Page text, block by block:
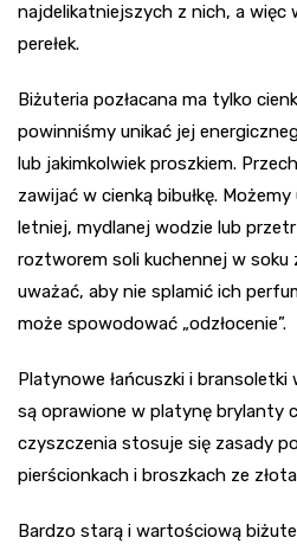
najdelikatniejszych z nich, a więc
perełek.
Biżuteria pozłacana ma tylko
powinniśmy unikać jej
lub jakimkolwiek proszkiem.
zawijać w cienką bibułkę.
letniej, mydlanej wodzie lub
roztworem soli kuchennej w soku
uważać, aby nie splamić ich
może spowodować „odzłocenie”.
Platynowe łańcuszki i
są oprawione w platynę brylanty
czyszczenia stosuje się zasady
pierścionkach i broszkach ze
Bardzo starą i wartościową